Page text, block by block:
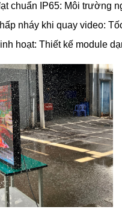
chuẩn IP65: Môi trường
nháy khi quay video:
hoạt: Thiết kế module